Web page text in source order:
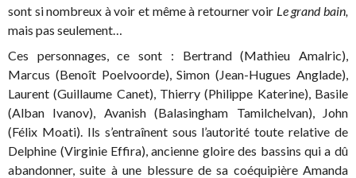
sont si nombreux à voir et même à retourner voir Le grand bain,
mais pas seulement…
Ces personnages, ce sont : Bertrand (Mathieu Amalric),
Marcus (Benoît Poelvoorde), Simon (Jean-Hugues Anglade),
Laurent (Guillaume Canet), Thierry (Philippe Katerine), Basile
(Alban Ivanov), Avanish (Balasingham Tamilchelvan), John
(Félix Moati). Ils s’entraînent sous l’autorité toute relative de
Delphine (Virginie Effira), ancienne gloire des bassins qui a dû
abandonner, suite à une blessure de sa coéquipière Amanda